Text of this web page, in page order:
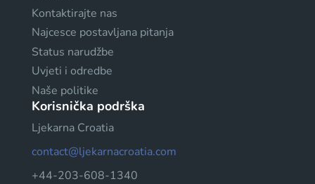
Kontaktirajte nas
Najcesce postavljana pitanja
Status narudžbe
Uvjeti i odredbe
Naše politike
Korisnička podrška
Ljekarna Croatia
contact@ljekarnacroatia.com
+44-203-608-1340